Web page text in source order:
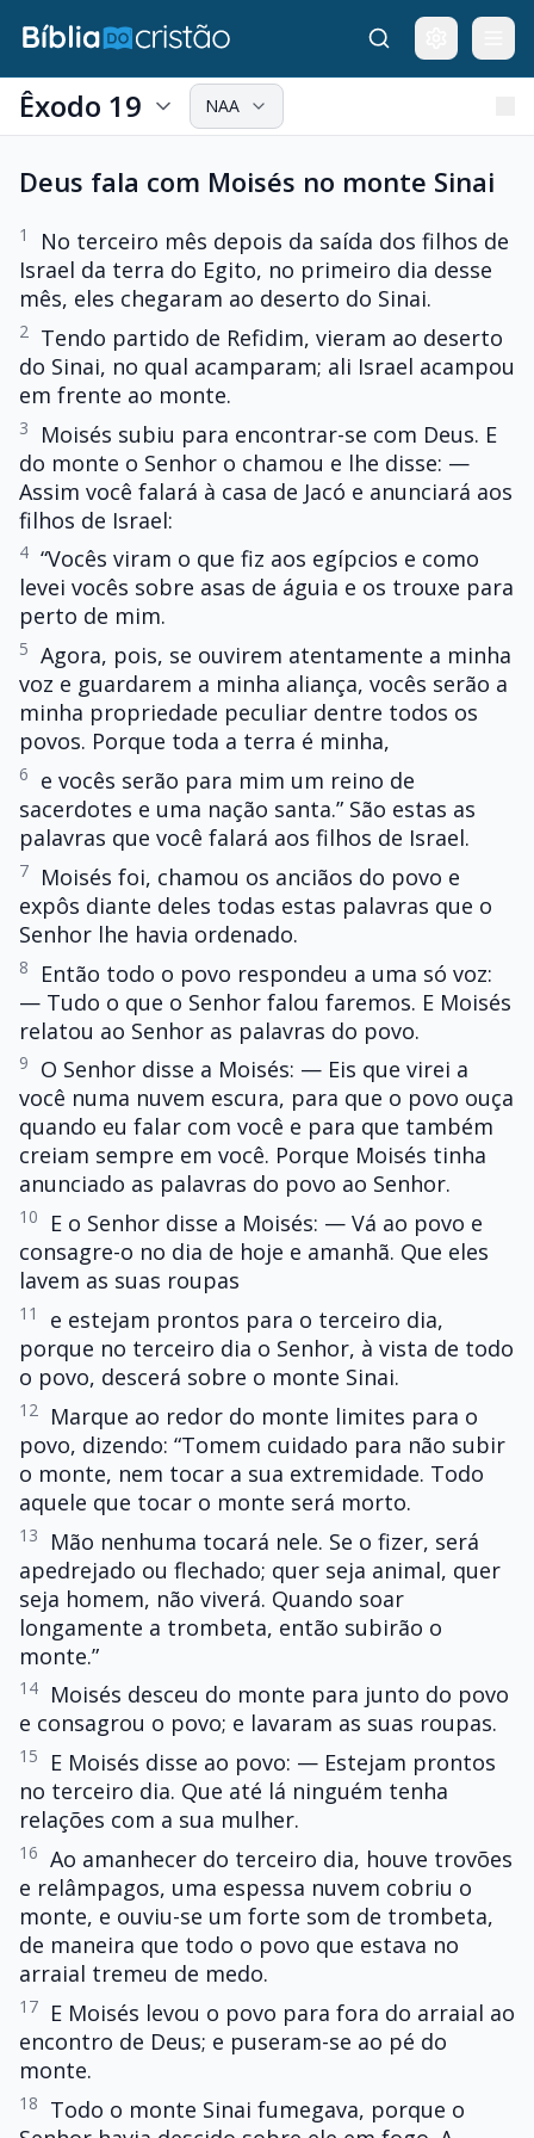
Êxodo 19 NAA
Deus fala com Moisés no monte Sinai
1
No terceiro mês depois da saída dos filhos de
Israel da terra do Egito, no primeiro dia desse
mês, eles chegaram ao deserto do Sinai.
2
Tendo partido de Refidim, vieram ao deserto
do Sinai, no qual acamparam; ali Israel acampou
em frente ao monte.
3
Moisés subiu para encontrar-se com Deus. E
do monte o Senhor o chamou e lhe disse: —
Assim você falará à casa de Jacó e anunciará aos
filhos de Israel:
4 “Vocês viram o que fiz aos egípcios e como
levei vocês sobre asas de águia e os trouxe para
perto de mim.
5 Agora, pois, se ouvirem atentamente a minha
voz e guardarem a minha aliança, vocês serão a
minha propriedade peculiar dentre todos os
povos. Porque toda a terra é minha,
6
e vocês serão para mim um reino de
sacerdotes e uma nação santa.” São estas as
palavras que você falará aos filhos de Israel.
7
Moisés foi, chamou os anciãos do povo e
expôs diante deles todas estas palavras que o
Senhor lhe havia ordenado.
8
Então todo o povo respondeu a uma só voz:
— Tudo o que o Senhor falou faremos. E Moisés
relatou ao Senhor as palavras do povo.
9
O Senhor disse a Moisés: — Eis que virei a
você numa nuvem escura, para que o povo ouça
quando eu falar com você e para que também
creiam sempre em você. Porque Moisés tinha
anunciado as palavras do povo ao Senhor.
10
E o Senhor disse a Moisés: — Vá ao povo e
consagre-o no dia de hoje e amanhã. Que eles
lavem as suas roupas
11
e estejam prontos para o terceiro dia,
porque no terceiro dia o Senhor, à vista de todo
o povo, descerá sobre o monte Sinai.
12
Marque ao redor do monte limites para o
povo, dizendo: “Tomem cuidado para não subir
o monte, nem tocar a sua extremidade. Todo
aquele que tocar o monte será morto.
13
Mão nenhuma tocará nele. Se o fizer, será
apedrejado ou flechado; quer seja animal, quer
seja homem, não viverá. Quando soar
longamente a trombeta, então subirão o
monte.”
14
Moisés desceu do monte para junto do povo
e consagrou o povo; e lavaram as suas roupas.
15
E Moisés disse ao povo: — Estejam prontos
no terceiro dia. Que até lá ninguém tenha
relações com a sua mulher.
16 Ao amanhecer do terceiro dia, houve trovões
e relâmpagos, uma espessa nuvem cobriu o
monte, e ouviu-se um forte som de trombeta,
de maneira que todo o povo que estava no
arraial tremeu de medo.
17
E Moisés levou o povo para fora do arraial ao
encontro de Deus; e puseram-se ao pé do
monte.
18
Todo o monte Sinai fumegava, porque o